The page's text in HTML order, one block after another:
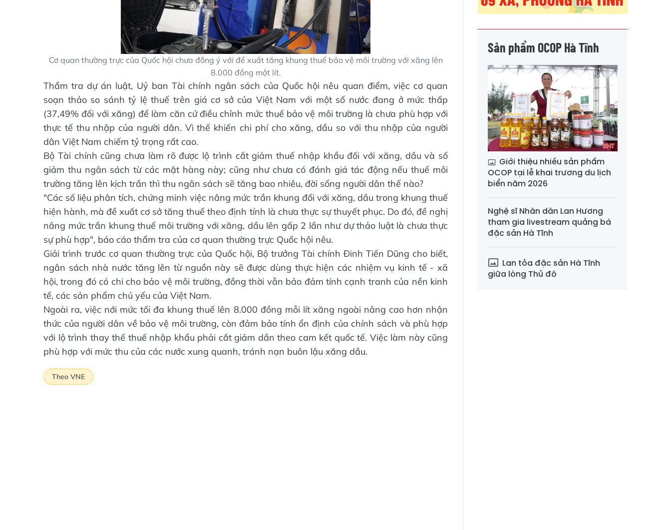
Cơ quan thường trực của Quốc hội chưa đồng ý với đề xuất tăng khung thuế bảo vệ môi trường với xăng lên
8.000 đồng một lít.
Thẩm tra dự án luật, Uỷ ban Tài chính ngân sách của Quốc hội nêu quan điểm, việc cơ quan
soạn thảo so sánh tỷ lệ thuế trên giá cơ sở của Việt Nam với một số nước đang ở mức thấp
(37,49% đối với xăng) để làm căn cứ điều chỉnh mức thuế bảo vệ môi trường là chưa phù hợp với
thực tế thu nhập của người dân. Vì thế khiến chi phí cho xăng, dầu so với thu nhập của người
dân Việt Nam chiếm tỷ trọng rất cao.
Bộ Tài chính cũng chưa làm rõ được lộ trình cắt giảm thuế nhập khẩu đối với xăng, dầu và số
giảm thu ngân sách từ các mặt hàng này; cũng như chưa có đánh giá tác động nếu thuế môi
trường tăng lên kịch trần thì thu ngân sách sẽ tăng bao nhiêu, đời sống người dân thế nào?
"Các số liệu phân tích, chứng minh việc nâng mức trần khung đối với xăng, dầu trong khung thuế
hiện hành, mà đề xuất cơ sở tăng thuế theo định tính là chưa thực sự thuyết phục. Do đó, đề nghị
nâng mức trần khung thuế môi trường với xăng, dầu lên gấp 2 lần như dự thảo luật là chưa thực
sự phù hợp", báo cáo thẩm tra của cơ quan thường trực Quốc hội nêu.
Giải trình trước cơ quan thường trực của Quốc hội, Bộ trưởng Tài chính Đinh Tiến Dũng cho biết,
ngân sách nhà nước tăng lên từ nguồn này sẽ được dùng thực hiện các nhiệm vụ kinh tế - xã
hội, trong đó có chi cho bảo vệ môi trường, đồng thời vẫn bảo đảm tính cạnh tranh của nền kinh
tế, các sản phẩm chủ yếu của Việt Nam.
Ngoài ra, việc nới mức tối đa khung thuế lên 8.000 đồng mỗi lít xăng ngoài nâng cao hơn nhận
thức của người dân về bảo vệ môi trường, còn đảm bảo tính ổn định của chính sách và phù hợp
với lộ trình thay thế thuế nhập khẩu phải cắt giảm dần theo cam kết quốc tế. Việc làm này cũng
phù hợp với mức thu của các nước xung quanh, tránh nạn buôn lậu xăng dầu.
Theo VNE
Sản phẩm OCOP Hà Tĩnh
Giới thiệu nhiều sản phẩm
OCOP tại lễ khai trương du lịch
biển năm 2026
Nghệ sĩ Nhân dân Lan Hương
tham gia livestream quảng bá
đặc sản Hà Tĩnh
Lan tỏa đặc sản Hà Tĩnh
giữa lòng Thủ đô